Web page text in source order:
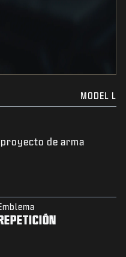
MODEL L
de arma